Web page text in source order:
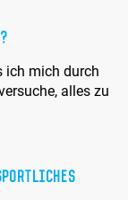
ich mich durch
alles zu